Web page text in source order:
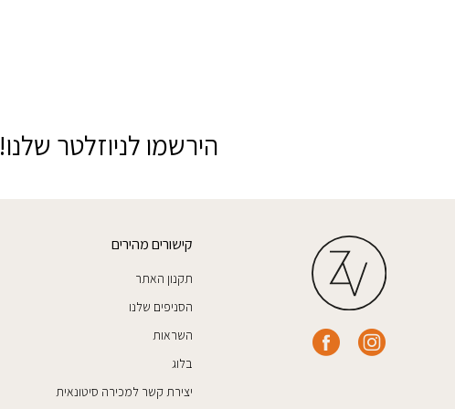
הירשמו לניוזלטר שלנו!
קישורים מהירים
תקנון האתר
הסניפים שלנו
השראות
בלוג
יצירת קשר למכירה סיטונאית